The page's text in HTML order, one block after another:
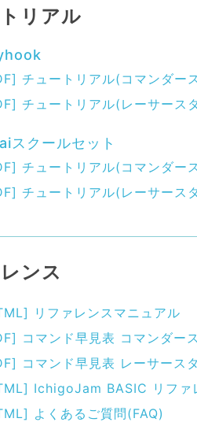
リアル
チュートリアル(コマンダー
チュートリアル(レーサース
スクールセット
チュートリアル(コマンダー
チュートリアル(レーサース
ンス
リファレンスマニュアル
コマンド早見表 コマンダー
コマンド早見表 レーサース
IchigoJam BASIC リファ
よくあるご質問(FAQ)